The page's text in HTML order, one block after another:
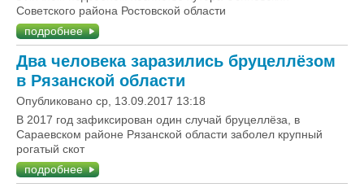
Советского района Ростовской области
подробнее
Два человека заразились бруцеллёзом
в Рязанской области
Опубликовано ср, 13.09.2017 13:18
В 2017 год зафиксирован один случай бруцеллёза, в
Сараевском районе Рязанской области заболел крупный
рогатый скот
подробнее